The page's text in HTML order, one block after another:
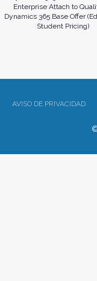
Enterprise Attach to
Dynamics 365 Base Offer
Student Pricing)
AVISO DE PRIVACIDAD